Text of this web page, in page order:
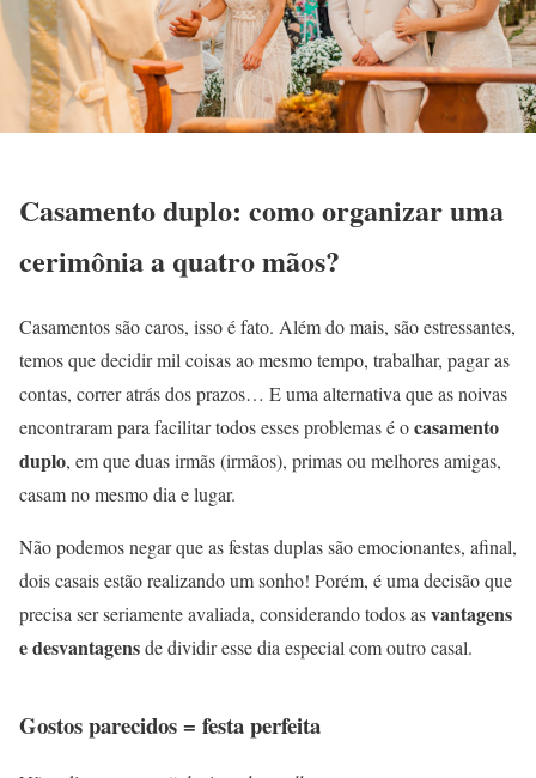
Casamento duplo: como organizar uma
cerimônia a quatro mãos?
Casamentos são caros, isso é fato. Além do mais, são estressantes,
temos que decidir mil coisas ao mesmo tempo, trabalhar, pagar as
contas, correr atrás dos prazos… E uma alternativa que as noivas
encontraram para facilitar todos esses problemas é ocasamento
duplo, em que duas irmãs (irmãos), primas ou melhores amigas,
casam no mesmo dia e lugar.
Não podemos negar que as festas duplas são emocionantes, afinal,
dois casais estão realizando um sonho! Porém, é uma decisão que
precisa ser seriamente avaliada, considerando todos asvantagens
e desvantagensde dividir esse dia especial com outro casal.
Gostos parecidos = festa perfeita